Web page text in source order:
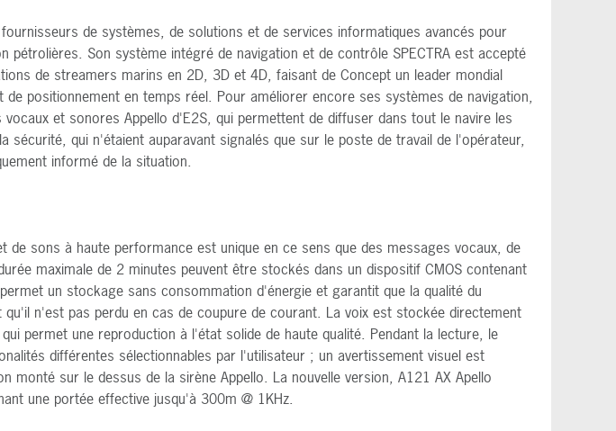
de systèmes, de solutions et de services informatiques avancés pour
pétrolières. Son système intégré de navigation et de contrôle SPECTRA est accepté
de streamers marins en 2D, 3D et 4D, faisant de Concept un leader mondial
positionnement en temps réel. Pour améliorer encore ses systèmes de navigation,
et sonores Appello d'E2S, qui permettent de diffuser dans tout le navire les
sécurité, qui n'étaient auparavant signalés que sur le poste de travail de l'opérateur,
informé de la situation.
de sons à haute performance est unique en ce sens que des messages vocaux, de
maximale de 2 minutes peuvent être stockés dans un dispositif CMOS contenant
un stockage sans consommation d'énergie et garantit que la qualité du
n'est pas perdu en cas de coupure de courant. La voix est stockée directement
permet une reproduction à l'état solide de haute qualité. Pendant la lecture, le
différentes sélectionnables par l'utilisateur ; un avertissement visuel est
monté sur le dessus de la sirène Appello. La nouvelle version, A121 AX Apello
une portée effective jusqu'à 300m @ 1KHz.